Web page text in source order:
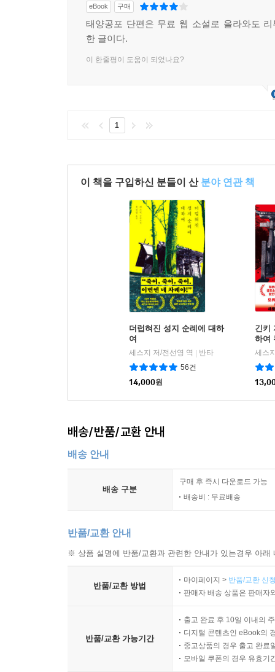
eBook 구매
태양공포 단편은 무료 웹 소설로 올라와도
한 글이다.
이 한줄평이 도움이 되었나요?
1
이 책을 구입하신 분들이 산 분야 연관 책
더럽혀진 성지 순례에 대하
여
세스지 저/전선영 역 | 반타
56건
14,000원
긴키
하여
세스
배송/반품/교환 안내
배송 안내
배송 구분
구매 후 즉시 다운로드 가능
배송비 : 무료배송
반품/교환 안내
※ 상품 설명에 반품/교환과 관련한 안내가 있는경우 아
반품/교환 방법
마이페이지 > 반품/교환 신
판매자 배송 상품은 판매자
반품/교환 가능기간
출고 완료 후 10일 이내의
디지털 콘텐츠인 eBook의
중고상품의 경우 출고 완료
모바일 쿠폰의 경우 유효기